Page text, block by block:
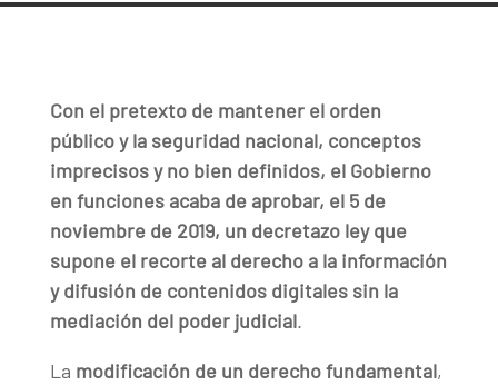
Con el pretexto de mantener el orden
público y la seguridad nacional, conceptos
imprecisos y no bien definidos, el Gobierno
en funciones acaba de aprobar, el 5 de
noviembre de 2019, un decretazo ley que
supone el recorte al derecho a la información
y difusión de contenidos digitales sin la
mediación del poder judicial.
La modificación de un derecho fundamental,